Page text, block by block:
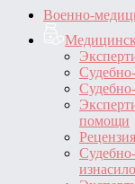
Военно-
помощи